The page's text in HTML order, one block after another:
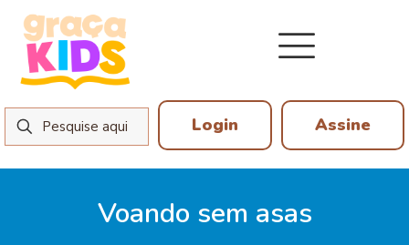
Login Assine
Voando sem asas